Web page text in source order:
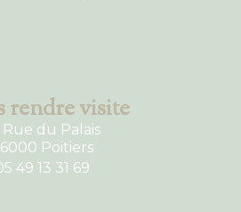
rendre visite
Rue du Palais
Poitiers
49 13 31 69